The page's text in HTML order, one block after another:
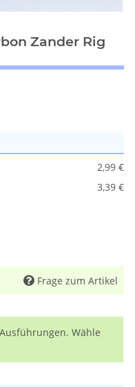
Zander Rig
2,99 €
3,39 €
Frage zum Artikel
Wähle